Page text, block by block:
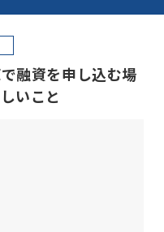
融資を申し込む場
いこと